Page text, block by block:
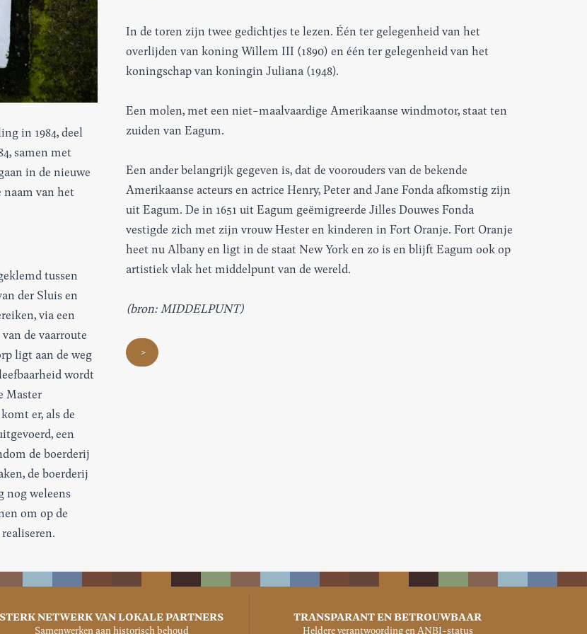
in 1984, deel
samen met
in de nieuwe
naam van het
tussen
der Sluis en
via een
de vaarroute
ligt aan de weg
wordt
Master
er, als de
een
de boerderij
de boerderij
nog weleens
om op de
In de toren zijn twee gedichtjes te lezen. Één ter gelegenheid van het
overlijden van koning Willem III (1890) en één ter gelegenheid van het
koningschap van koningin Juliana (1948).
Een molen, met een niet-maalvaardige Amerikaanse windmotor, staat ten
zuiden van Eagum.
Een ander belangrijk gegeven is, dat de voorouders van de bekende
Amerikaanse acteurs en actrice Henry, Peter and Jane Fonda afkomstig zijn
uit Eagum. De in 1651 uit Eagum geëmigreerde Jilles Douwes Fonda
vestigde zich met zijn vrouw Hester en kinderen in Fort Oranje. Fort Oranje
heet nu Albany en ligt in de staat New York en zo is en blijft Eagum ook op
artistiek vlak het middelpunt van de wereld.
(bron: MIDDELPUNT)
>
STERK NETWERK VAN LOKALE PARTNERS
Samenwerken aan historisch behoud
TRANSPARANT EN BETROUWBAAR
Heldere verantwoording en ANBI-status